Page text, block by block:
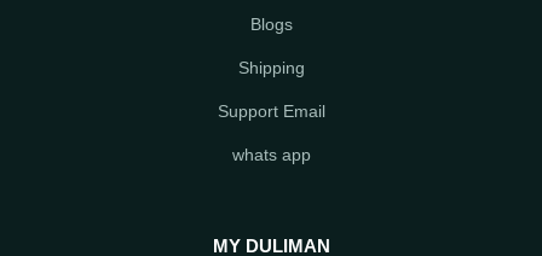
Blogs
Shipping
Support Email
whats app
MY DULIMAN